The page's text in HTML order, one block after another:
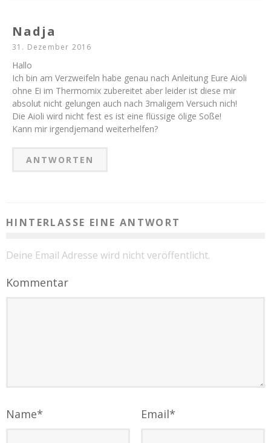
Nadja
31. Dezember 2016
Hallo
Ich bin am Verzweifeln habe genau nach Anleitung Eure Aioli
ohne Ei im Thermomix zubereitet aber leider ist diese mir
absolut nicht gelungen auch nach 3maligem Versuch nich!
Die Aioli wird nicht fest es ist eine flüssige ölige Soße!
Kann mir irgendjemand weiterhelfen?
ANTWORTEN
HINTERLASSE EINE ANTWORT
Deine Email Adresse wird nicht veröffentlicht.
Kommentar
Name* Email*